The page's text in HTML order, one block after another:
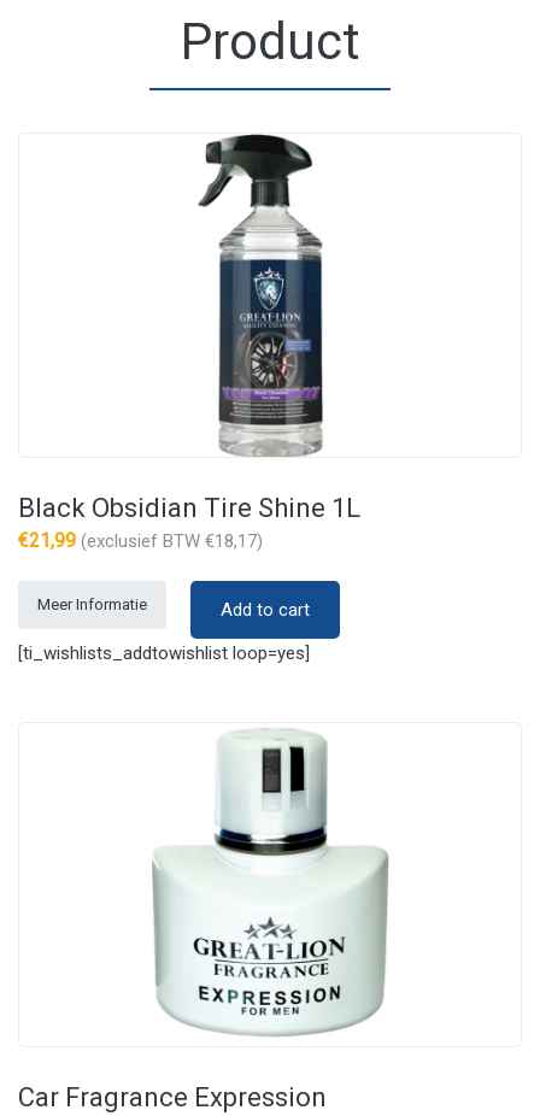
Product
Black Obsidian Tire Shine 1L
€21,99 (exclusief BTW €18,17)
Add to cart
Meer Informatie
[ti_wishlists_addtowishlist loop=yes]
Car Fragrance Expression